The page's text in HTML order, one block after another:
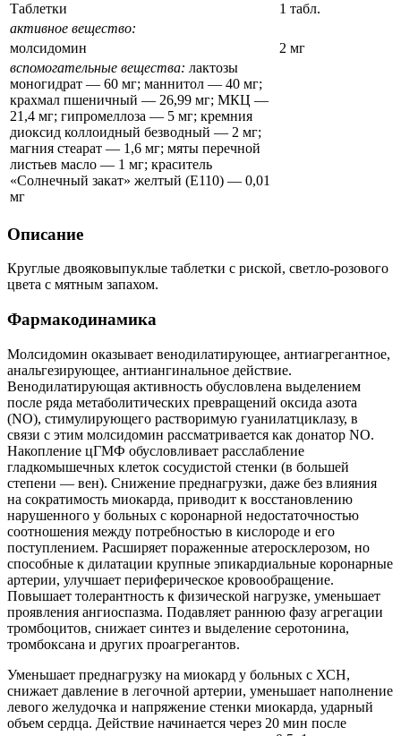
Таблетки
1 табл.
активное вещество:
молсидомин
2 мг
вспомогательные вещества: лактозы
моногидрат — 60 мг; маннитол — 40 мг;
крахмал пшеничный — 26,99 мг; МКЦ —
21,4 мг; гипромеллоза — 5 мг; кремния
диоксид коллоидный безводный — 2 мг;
магния стеарат — 1,6 мг; мяты перечной
листьев масло — 1 мг; краситель
«Солнечный закат» желтый (Е110) — 0,01
мг
Описание
Круглые двояковыпуклые таблетки с риской, светло-розового
цвета с мятным запахом.
Фармакодинамика
Молсидомин оказывает венодилатирующее, антиагрегантное,
анальгезирующее, антиангинальное действие.
Bенодилатирующая активность обусловлена выделением
после ряда метаболитических превращений оксида азота
(NO), стимулирующего растворимую гуанилатциклазу, в
связи с этим молсидомин рассматривается как донатор NO.
Накопление цГМФ обусловливает расслабление
гладкомышечных клеток сосудистой стенки (в большей
степени — вен). Снижение преднагрузки, даже без влияния
на сократимость миокарда, приводит к восстановлению
нарушенного у больных с коронарной недостаточностью
соотношения между потребностью в кислороде и его
поступлением. Расширяет пораженные атеросклерозом, но
способные к дилатации крупные эпикардиальные коронарные
артерии, улучшает периферическое кровообращение.
Повышает толерантность к физической нагрузке, уменьшает
проявления ангиоспазма. Подавляет раннюю фазу агрегации
тромбоцитов, снижает синтез и выделение серотонина,
тромбоксана и других проагрегантов.
Уменьшает преднагрузку на миокард у больных с ХСН,
снижает давление в легочной артерии, уменьшает наполнение
левого желудочка и напряжение стенки миокарда, ударный
объем сердца. Действие начинается через 20 мин после